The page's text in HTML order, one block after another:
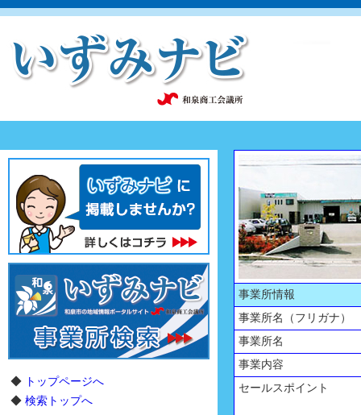
◆ トップページへ
◆ 検索トップへ
事業所情報
事業所名（フリガナ）
事業所名
事業内容
セールスポイント